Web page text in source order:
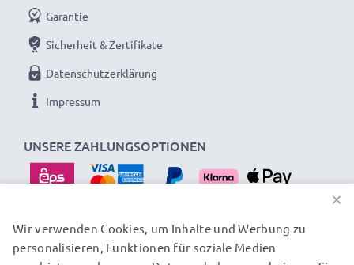
UNSERE ZAHLUNGSOPTIONEN
Garantie
Sicherheit & Zertifikate
Datenschutzerklärung
Impressum
UNSERE VERSANDPARTNER
×
Wir verwenden Cookies, um Inhalte und Werbung zu
personalisieren, Funktionen für soziale Medien